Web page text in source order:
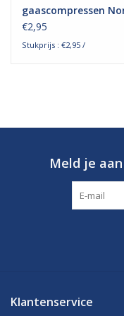
gaascompressen
woven - 100 stuks
€2,95
Stukprijs : €2,95 /
Meld je
Klantenservice